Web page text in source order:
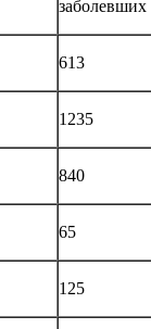
заболевших
613
1235
840
65
125